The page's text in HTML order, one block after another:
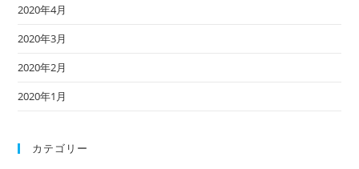
2020年4月
2020年3月
2020年2月
2020年1月
カテゴリー